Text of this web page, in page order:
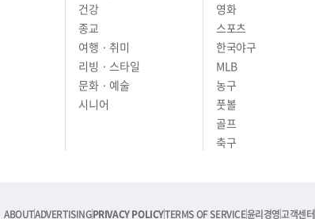
건강
종교
여행 · 취미
리빙 · 스타일
문화 · 예술
시니어
영화
스포츠
한국야구
MLB
농구
풋볼
골프
축구
ABOUTADVERTISINGPRIVACY POLICYTERMS OF SERVICE윤리경영고객센터